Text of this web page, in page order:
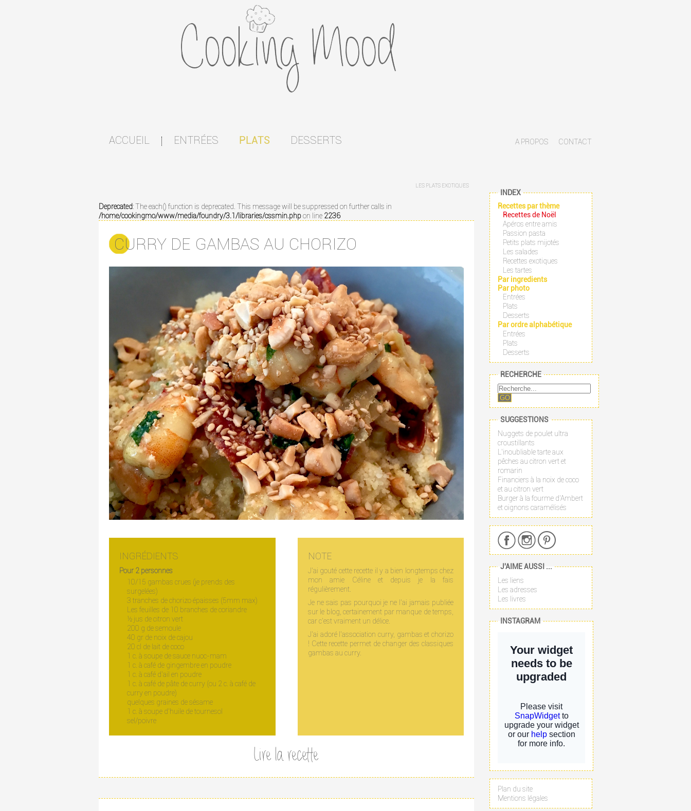
ACCUEIL ENTRÉES PLATS DESSERTS A PROPOS CONTACT
Deprecated: The each() function is deprecated. This message will be suppressed on further calls in
/home/cookingmo/www/media/foundry/3.1/libraries/cssmin.phpon line 2236
LES PLATS EXOTIQUES
CURRY DE GAMBAS AU CHORIZO
INGRÉDIENTS
Pour 2 personnes
10/15 gambas crues (je prends des
surgelées)
3 tranches de chorizo épaisses (5mm max)
Les feuilles de 10 branches de coriandre
½ jus de citron vert
200 g de semoule
40 gr de noix de cajou
20 cl de lait de coco
1 c. à soupe de sauce nuoc-mam
1 c. à café de gingembre en poudre
1 c. à café d’ail en poudre
1 c. à café de pâte de curry (ou 2 c. à café de
curry en poudre)
quelques graines de sésame
1 c. à soupe d’huile de tournesol
sel/poivre
NOTE
J'ai gouté cette recette il y a bien longtemps chez
mon amie Céline et depuis je la fais
régulièrement.
Je ne sais pas pourquoi je ne l'ai jamais publiée
sur le blog, certainement par manque de temps,
car c'est vraiment un délice.
J'ai adoré l'association curry, gambas et chorizo
! Cette recette permet de changer des classiques
gambas au curry.
Lire la recette
INDEX
Recettes par thème
Recettes de Noël
Apéros entre amis
Passion pasta
Petits plats mijotés
Les salades
Recettes exotiques
Les tartes
Par ingredients
Par photo
Entrées
Plats
Desserts
Par ordre alphabétique
Entrées
Plats
Desserts
RECHERCHE
GO
SUGGESTIONS
Nuggets de poulet ultra
croustillants
L'inoubliable tarte aux
pêches au citron vert et
romarin
Financiers à la noix de coco
et au citron vert
Burger à la fourme d'Ambert
et oignons caramélisés
J'AIME AUSSI ...
Les liens
Les adresses
Les livres
INSTAGRAM
Plan du site
Mentions légales